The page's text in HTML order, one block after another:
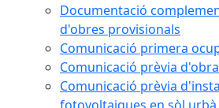
Documentació
d'obres provisionals
Comunicació primera
Comunicació prèvia d'obra
Comunicació prèvia